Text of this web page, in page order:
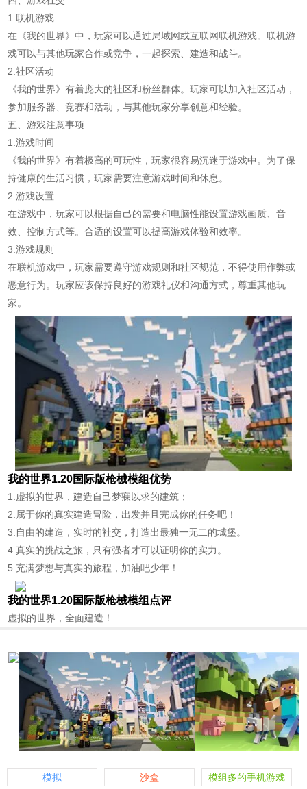
1.联机游戏
在《我的世界》中，玩家可以通过局域网或互联网联机游戏。联机游
戏可以与其他玩家合作或竞争，一起探索、建造和战斗。
2.社区活动
《我的世界》有着庞大的社区和粉丝群体。玩家可以加入社区活动，
参加服务器、竞赛和活动，与其他玩家分享创意和经验。
五、游戏注意事项
1.游戏时间
《我的世界》有着极高的可玩性，玩家很容易沉迷于游戏中。为了保
持健康的生活习惯，玩家需要注意游戏时间和休息。
2.游戏设置
在游戏中，玩家可以根据自己的需要和电脑性能设置游戏画质、音
效、控制方式等。合适的设置可以提高游戏体验和效率。
3.游戏规则
在联机游戏中，玩家需要遵守游戏规则和社区规范，不得使用作弊或
恶意行为。玩家应该保持良好的游戏礼仪和沟通方式，尊重其他玩
家。
我的世界1.20国际版枪械模组优势
1.虚拟的世界，建造自己梦寐以求的建筑；
2.属于你的真实建造冒险，出发并且完成你的任务吧！
3.自由的建造，实时的社交，打造出最独一无二的城堡。
4.真实的挑战之旅，只有强者才可以证明你的实力。
5.充满梦想与真实的旅程，加油吧少年！
我的世界1.20国际版枪械模组点评
虚拟的世界，全面建造！
模拟 沙盒 模组多的手机游戏